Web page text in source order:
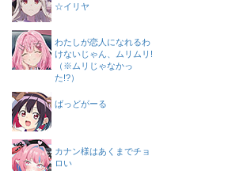
☆イリヤ
わたしが恋人になれるわ
けないじゃん、ムリムリ!
（※ムリじゃなかっ
た!?）
ばっどがーる
カナン様はあくまでチョ
ロい